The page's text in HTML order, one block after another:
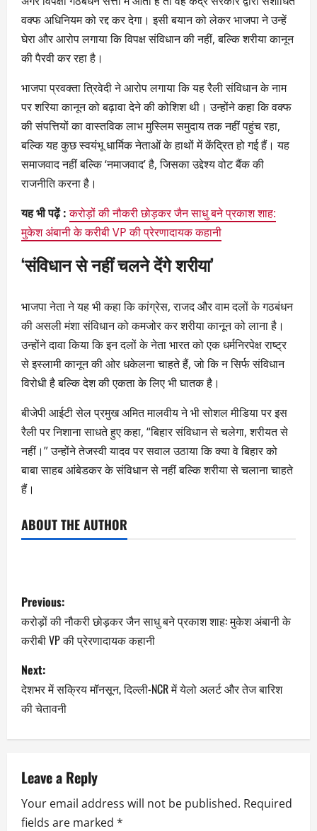
वक्फ अधिनियम को रद्द कर देगा। इसी बयान को लेकर भाजपा ने उन्हें
घेरा और आरोप लगाया कि विपक्ष संविधान की नहीं, बल्कि शरीया कानून
की पैरवी कर रहा है।
भाजपा प्रवक्ता त्रिवेदी ने आरोप लगाया कि यह रैली संविधान के नाम
पर शरिया कानून को बढ़ावा देने की कोशिश थी। उन्होंने कहा कि वक्फ
की संपत्तियों का वास्तविक लाभ मुस्लिम समुदाय तक नहीं पहुंच रहा,
बल्कि यह कुछ स्वयंभू धार्मिक नेताओं के हाथों में केंद्रित हो गई हैं। यह
समाजवाद नहीं बल्कि ‘नमाजवाद’ है, जिसका उद्देश्य वोट बैंक की
राजनीति करना है।
यह भी पढ़ें : करोड़ों की नौकरी छोड़कर जैन साधु बने प्रकाश शाह:
मुकेश अंबानी के करीबी VP की प्रेरणादायक कहानी
‘संविधान से नहीं चलने देंगे शरीया’
भाजपा नेता ने यह भी कहा कि कांग्रेस, राजद और वाम दलों के गठबंधन
की असली मंशा संविधान को कमजोर कर शरीया कानून को लाना है।
उन्होंने दावा किया कि इन दलों के नेता भारत को एक धर्मनिरपेक्ष राष्ट्र
से इस्लामी कानून की ओर धकेलना चाहते हैं, जो कि न सिर्फ संविधान
विरोधी है बल्कि देश की एकता के लिए भी घातक है।
बीजेपी आईटी सेल प्रमुख अमित मालवीय ने भी सोशल मीडिया पर इस
रैली पर निशाना साधते हुए कहा, “बिहार संविधान से चलेगा, शरीयत से
नहीं।” उन्होंने तेजस्वी यादव पर सवाल उठाया कि क्या वे बिहार को
बाबा साहब आंबेडकर के संविधान से नहीं बल्कि शरीया से चलाना चाहते
हैं।
ABOUT THE AUTHOR
Previous:
करोड़ों की नौकरी छोड़कर जैन साधु बने प्रकाश शाह: मुकेश अंबानी के
करीबी VP की प्रेरणादायक कहानी
Next:
देशभर में सक्रिय मॉनसून, दिल्ली-NCR में येलो अलर्ट और तेज बारिश
की चेतावनी
Leave a Reply
Your email address will not be published. Required
fields are marked *